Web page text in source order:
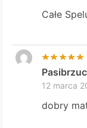
Całe
12 marca
dobry